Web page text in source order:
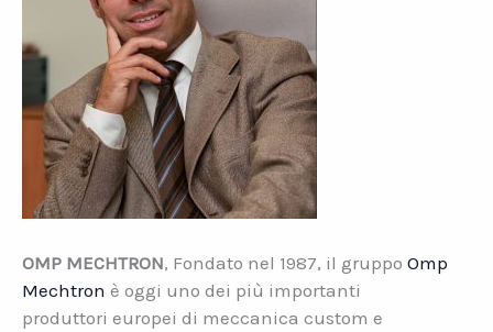
OMP MECHTRON, Fondato nel 1987, il gruppo Omp
Mechtron è oggi uno dei più importanti
produttori europei di meccanica custom e